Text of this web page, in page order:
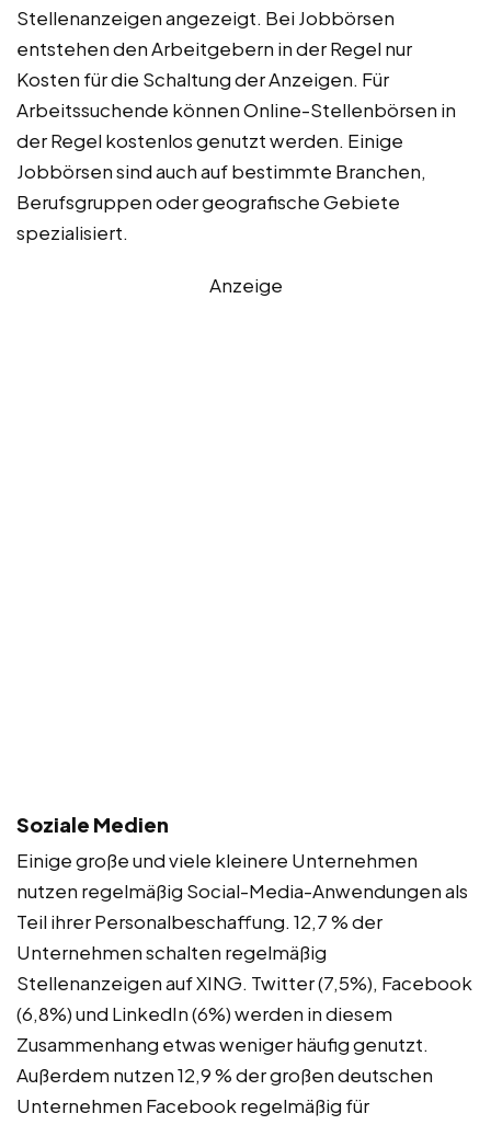
Stellenanzeigen angezeigt. Bei Jobbörsen
entstehen den Arbeitgebern in der Regel nur
Kosten für die Schaltung der Anzeigen. Für
Arbeitssuchende können Online-Stellenbörsen in
der Regel kostenlos genutzt werden. Einige
Jobbörsen sind auch auf bestimmte Branchen,
Berufsgruppen oder geografische Gebiete
spezialisiert.
Anzeige
Soziale Medien
Einige große und viele kleinere Unternehmen
nutzen regelmäßig Social-Media-Anwendungen als
Teil ihrer Personalbeschaffung. 12,7 % der
Unternehmen schalten regelmäßig
Stellenanzeigen auf XING. Twitter (7,5%), Facebook
(6,8%) und LinkedIn (6%) werden in diesem
Zusammenhang etwas weniger häufig genutzt.
Außerdem nutzen 12,9 % der großen deutschen
Unternehmen Facebook regelmäßig für